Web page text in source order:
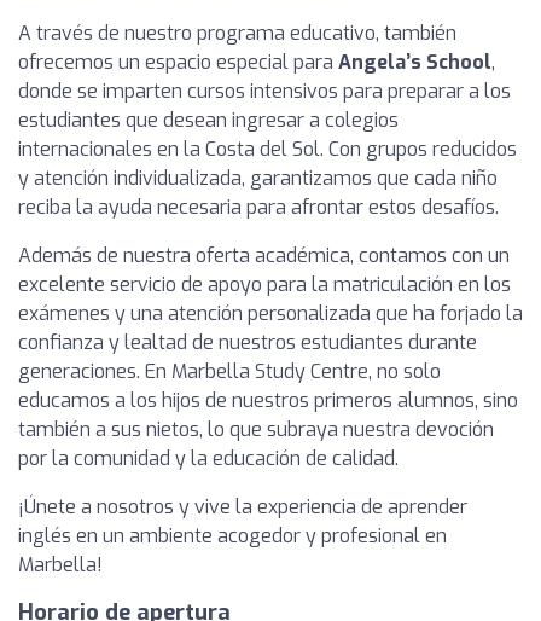
A través de nuestro programa educativo, también
ofrecemos un espacio especial para Angela’s School,
donde se imparten cursos intensivos para preparar a los
estudiantes que desean ingresar a colegios
internacionales en la Costa del Sol. Con grupos reducidos
y atención individualizada, garantizamos que cada niño
reciba la ayuda necesaria para afrontar estos desafíos.
Además de nuestra oferta académica, contamos con un
excelente servicio de apoyo para la matriculación en los
exámenes y una atención personalizada que ha forjado la
confianza y lealtad de nuestros estudiantes durante
generaciones. En Marbella Study Centre, no solo
educamos a los hijos de nuestros primeros alumnos, sino
también a sus nietos, lo que subraya nuestra devoción
por la comunidad y la educación de calidad.
¡Únete a nosotros y vive la experiencia de aprender
inglés en un ambiente acogedor y profesional en
Marbella!
Horario de apertura